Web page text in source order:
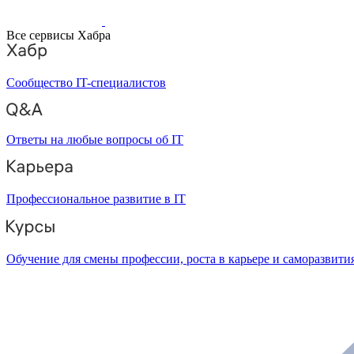
Все сервисы Хабра
Сообщество IT-специалистов
Ответы на любые вопросы об IT
Профессиональное развитие в IT
Обучение для смены профессии, роста в карьере и